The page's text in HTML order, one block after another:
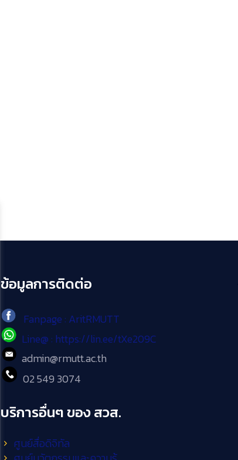
ข้อมูลการติดต่อ
Fanpage : AritRMUTT
Line@ : https://lin.ee/tXe209C
admin@rmutt.ac.th
02 549 3074
บริการอื่นๆ ของ สวส.
ศูนย์สื่อดิจิทัล